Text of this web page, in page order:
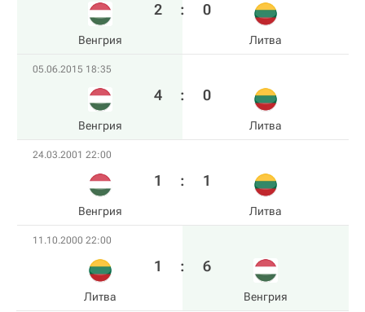
Венгрия
2 : 0
Литва
05.06.2015 18:35
Венгрия
4 : 0
Литва
24.03.2001 22:00
Венгрия
1 : 1
Литва
11.10.2000 22:00
Литва
1 : 6
Венгрия